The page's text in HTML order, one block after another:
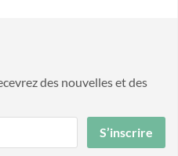
des nouvelles et des
S’inscrire